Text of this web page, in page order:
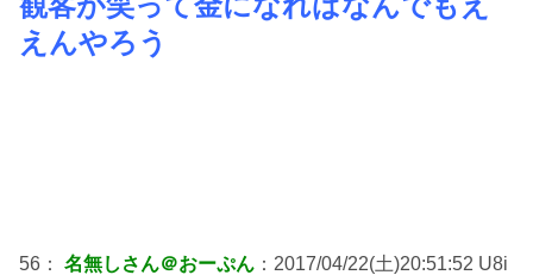
えんやろう
56： 名無しさん＠おーぷん ：2017/04/22(土)20:51:52 U8i